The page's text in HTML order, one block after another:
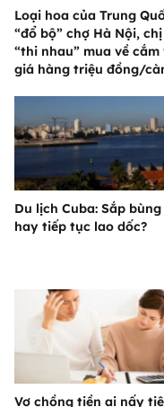
Loại hoa của Trung
“đổ bộ” chợ Hà Nội,
“thi nhau” mua về cắm
giá hàng triệu đồng/
Du lịch Cuba: Sắp
hay tiếp tục lao dốc?
Vợ chồng tiền ai nấy